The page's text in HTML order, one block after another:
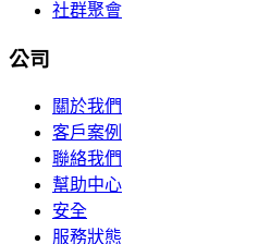
社群聚會
公司
關於我們
客戶案例
聯絡我們
幫助中心
安全
服務狀態